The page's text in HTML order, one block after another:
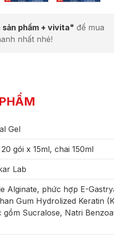
sản phẩm + vivita" để mua
nhất nhé!
Gel
gói x 15ml, chai 150ml
Lab
Alginate, phức hợp E-
Gum Hydrolized Keratin
gồm Sucralose, Natri